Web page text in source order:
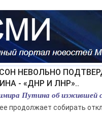
- «ДНР И ЛНР»..
Путина об изжившей
продолжает собирать